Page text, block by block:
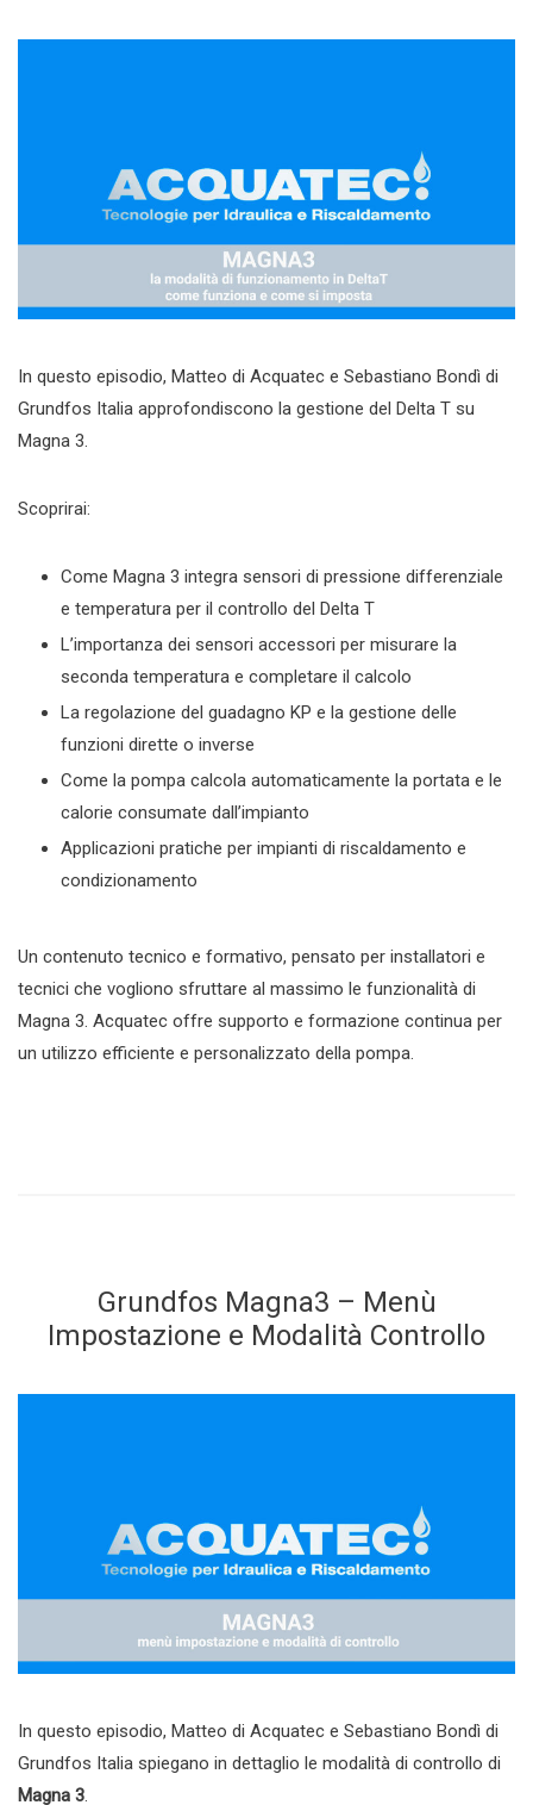
In questo episodio, Matteo di Acquatec e Sebastiano Bondì di
Grundfos Italia approfondiscono la gestione del Delta T su
Magna 3.
Scoprirai:
Come Magna 3 integra sensori di pressione differenziale
e temperatura per il controllo del Delta T
L’importanza dei sensori accessori per misurare la
seconda temperatura e completare il calcolo
La regolazione del guadagno KP e la gestione delle
funzioni dirette o inverse
Come la pompa calcola automaticamente la portata e le
calorie consumate dall’impianto
Applicazioni pratiche per impianti di riscaldamento e
condizionamento
Un contenuto tecnico e formativo, pensato per installatori e
tecnici che vogliono sfruttare al massimo le funzionalità di
Magna 3. Acquatec offre supporto e formazione continua per
un utilizzo efficiente e personalizzato della pompa.
Grundfos Magna3 – Menù
Impostazione e Modalità Controllo
In questo episodio, Matteo di Acquatec e Sebastiano Bondì di
Grundfos Italia spiegano in dettaglio le modalità di controllo di
Magna 3.